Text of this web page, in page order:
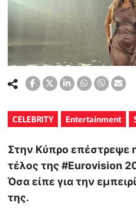
CELEBRITY Entertainment
Στην Κύπρο επέστρεψε
τέλος της #Eurovision
Όσα είπε για την
της.